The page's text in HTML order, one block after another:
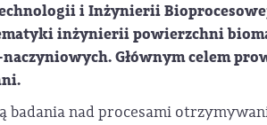
i Inżynierii
inżynierii powierzchni
Głównym celem
badania nad procesami